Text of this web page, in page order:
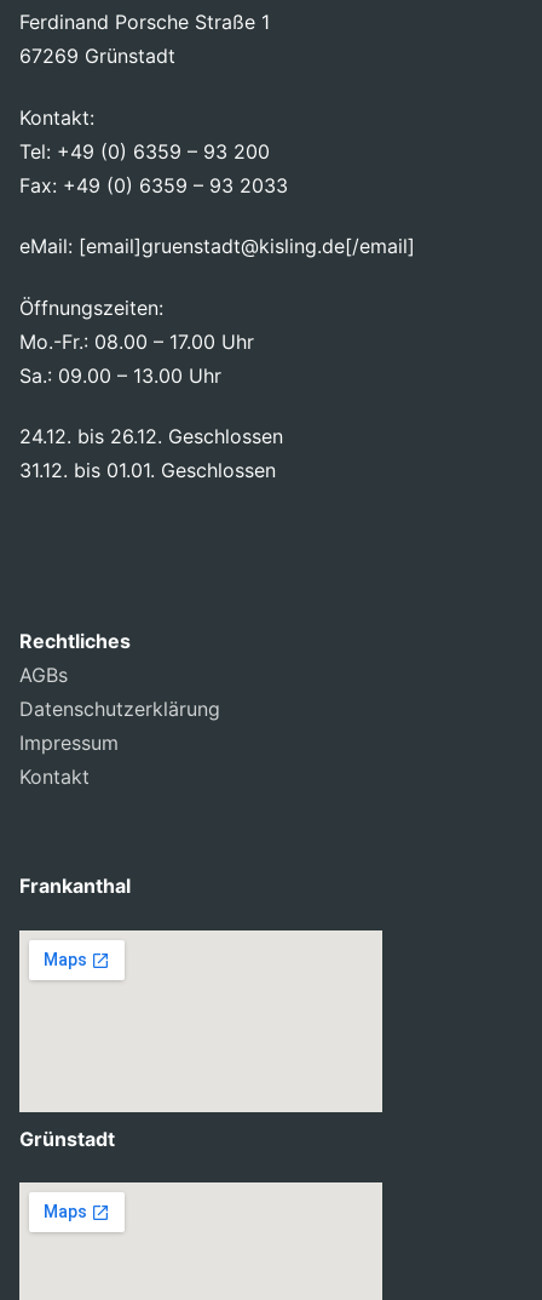
Ferdinand Porsche Straße 1
67269 Grünstadt
Kontakt:
Tel: +49 (0) 6359 – 93 200
Fax: +49 (0) 6359 – 93 2033
eMail: [email]gruenstadt@kisling.de[/email]
Öffnungszeiten:
Mo.-Fr.: 08.00 – 17.00 Uhr
Sa.: 09.00 – 13.00 Uhr
24.12. bis 26.12. Geschlossen
31.12. bis 01.01. Geschlossen
Rechtliches
AGBs
Datenschutzerklärung
Impressum
Kontakt
Frankanthal
Grünstadt